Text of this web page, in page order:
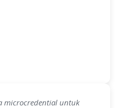
microcredential untuk